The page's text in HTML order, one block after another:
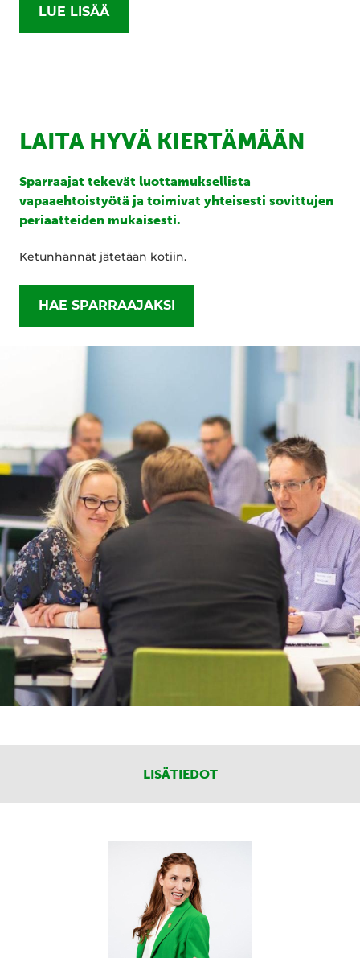
LUE LISÄÄ
LAITA HYVÄ KIERTÄMÄÄN
Sparraajat tekevät luottamuksellista
vapaaehtoistyötä ja toimivat yhteisesti sovittujen
periaatteiden mukaisesti.
Ketunhännät jätetään kotiin.
HAE SPARRAAJAKSI
LISÄTIEDOT